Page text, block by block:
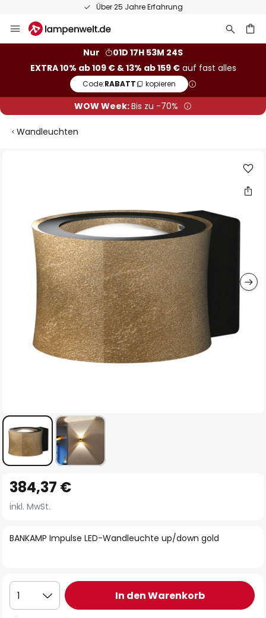
Über 25 Jahre Erfahrung
Inhalt
Nur
01D 17H 53M 23S
EXTRA 10% ab 109 € & 13% ab 159 €auf fast alles
Code:RABATT kopieren
WOW Week:Bis zu -70%
Wandleuchten
springen
Anfang
der
springen
BANKAMP Impulse LED-Wandleuchte up/down gold
384,37 €
inkl. MwSt.
1 In den Warenkorb